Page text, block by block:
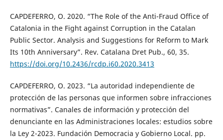
CAPDEFERRO, O. 2020. “The Role of the Anti-Fraud Office of
Catalonia in the Fight against Corruption in the Catalan
Public Sector. Analysis and Suggestions for Reform to Mark
Its 10th Anniversary”. Rev. Catalana Dret Pub., 60, 35.
https://doi.org/10.2436/rcdp.i60.2020.3413
CAPDEFERRO, O. 2023. “La autoridad independiente de
protección de las personas que informen sobre infracciones
normativas”. Canales de información y protección del
denunciante en las Administraciones locales: estudios sobre
la Ley 2-2023. Fundación Democracia y Gobierno Local. pp.